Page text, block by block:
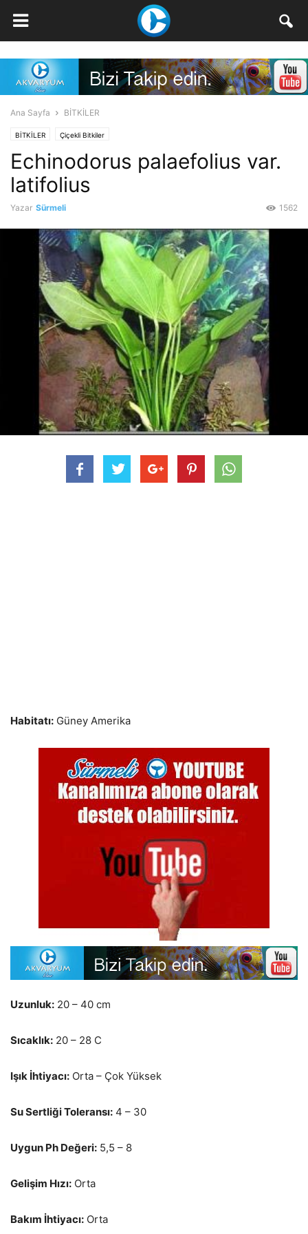
Ana Sayfa BİTKİLER
BİTKİLER Çiçekli Bitkiler
Echinodorus palaefolius var.
latifolius
Yazar Sürmeli 1562
Habitatı: Güney Amerika
Uzunluk: 20 – 40 cm
Sıcaklık: 20 – 28 C
Işık İhtiyacı: Orta – Çok Yüksek
Su Sertliği Toleransı: 4 – 30
Uygun Ph Değeri: 5,5 – 8
Gelişim Hızı: Orta
Bakım İhtiyacı: Orta